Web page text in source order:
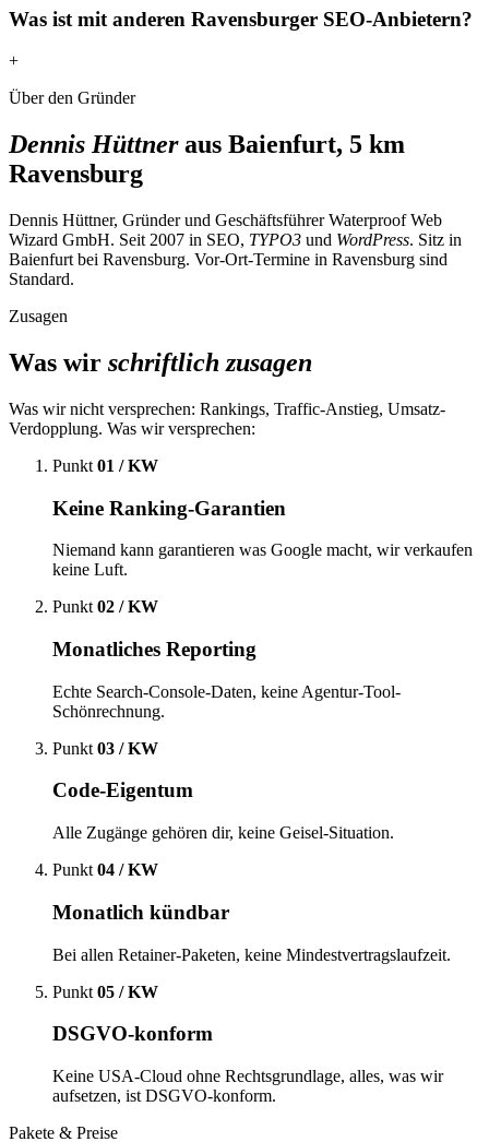
Was ist mit anderen Ravensburger SEO-Anbietern?
+
Über den Gründer
Dennis Hüttneraus Baienfurt, 5 km
Ravensburg
Dennis Hüttner, Gründer und Geschäftsführer Waterproof Web
Wizard GmbH. Seit 2007 in SEO, TYPO3 und WordPress. Sitz in
Baienfurt bei Ravensburg. Vor-Ort-Termine in Ravensburg sind
Standard.
Zusagen
Was wir schriftlich zusagen
Was wir nicht versprechen: Rankings, Traffic-Anstieg, Umsatz-
Verdopplung. Was wir versprechen:
Punkt 01 / KW
Keine Ranking-Garantien
Niemand kann garantieren was Google macht, wir verkaufen
keine Luft.
Punkt 02 / KW
Monatliches Reporting
Echte Search-Console-Daten, keine Agentur-Tool-
Schönrechnung.
Punkt 03 / KW
Code-Eigentum
Alle Zugänge gehören dir, keine Geisel-Situation.
Punkt 04 / KW
Monatlich kündbar
Bei allen Retainer-Paketen, keine Mindestvertragslaufzeit.
Punkt 05 / KW
DSGVO-konform
Keine USA-Cloud ohne Rechtsgrundlage, alles, was wir
aufsetzen, ist DSGVO-konform.
Pakete & Preise